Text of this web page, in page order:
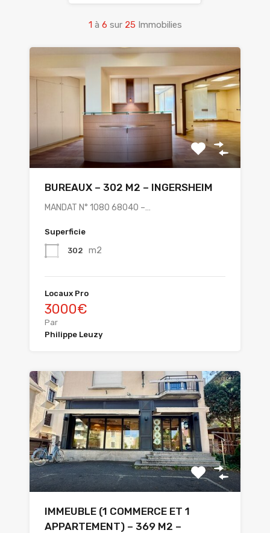
1 à 6 sur 25 Immobilies
BUREAUX – 302 M2 – INGERSHEIM
MANDAT N° 1080 68040 –…
Superficie
302 m2
Locaux Pro
3000€
Par
Philippe Leuzy
IMMEUBLE (1 COMMERCE ET 1
APPARTEMENT) – 369 M2 –